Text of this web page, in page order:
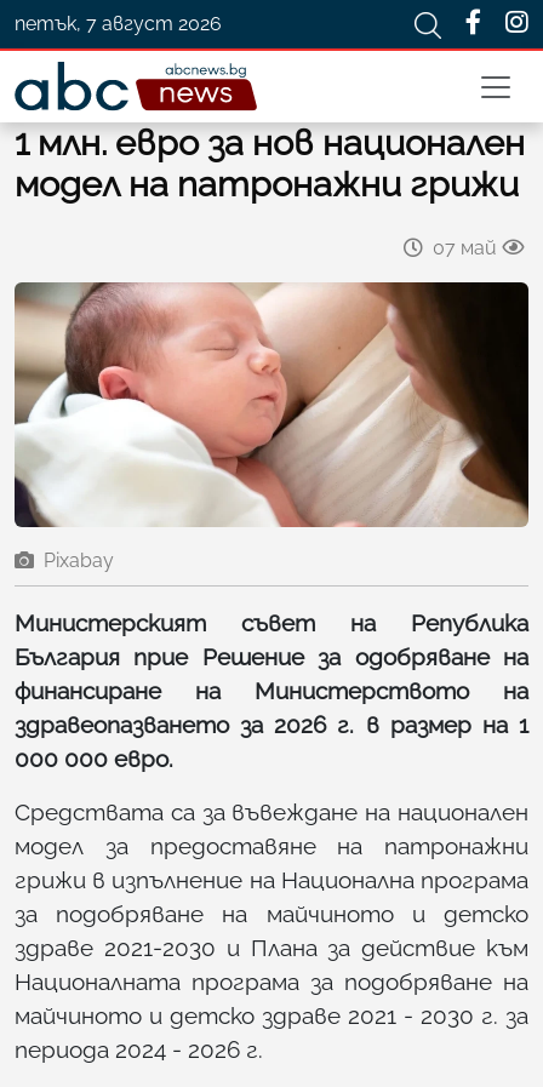
петък, 7 август 2026
1 млн. евро за нов национален
модел на патронажни грижи
07 май
Pixabay
Министерският съвет на Република
България прие Решение за одобряване на
финансиране на Министерството на
здравеопазването за 2026 г. в размер на 1
000 000 евро.
Средствата са за въвеждане на национален
модел за предоставяне на патронажни
грижи в изпълнение на Национална програма
за подобряване на майчиното и детско
здраве 2021-2030 и Плана за действие към
Националната програма за подобряване на
майчиното и детско здраве 2021 - 2030 г. за
периода 2024 - 2026 г.